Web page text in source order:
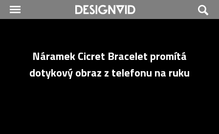
Náramek Cicret Bracelet promítá
dotykový obraz z telefonu na ruku